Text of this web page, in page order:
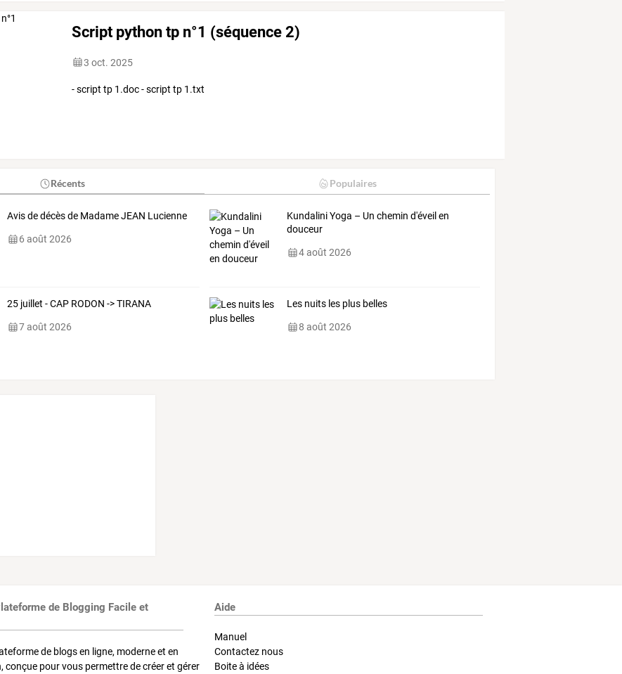
Script python tp n°1 (séquence 2)
3 oct. 2025
- script tp 1.doc - script tp 1.txt
Récents Populaires
Avis de décès de Madame JEAN Lucienne
6 août 2026
Kundalini Yoga – Un chemin d'éveil en
douceur
4 août 2026
25 juillet - CAP RODON -> TIRANA
7 août 2026
Les nuits les plus belles
8 août 2026
de Blogging Facile et
de blogs en ligne, moderne et en
conçue pour vous permettre de créer et gérer
Aide
Manuel
Contactez nous
Boite à idées